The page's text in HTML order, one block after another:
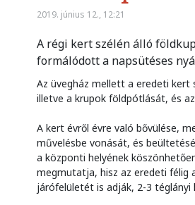
2019. június 12., 12:21
A régi kert szélén álló
formálódott a napsütéses
Az üvegház mellett a eredeti kert
illetve a krupok földpótlását, és
A kert évről évre való bővülése,
művelésbe vonását, és
a központi helyének
megmutatja, hisz az eredeti félig
járófelületét is adják, 2-3